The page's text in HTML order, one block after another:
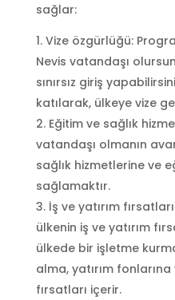
sağlar:
Vize özgürlüğü:
Nevis vatandaşı
sınırsız giriş
katılarak, ülkeye vize
Eğitim ve sağlık
vatandaşı olmanın
sağlık hizmetlerine ve
sağlamaktır.
İş ve yatırım
ülkenin iş ve yatırım
ülkede bir işletme
alma, yatırım
fırsatları içerir.